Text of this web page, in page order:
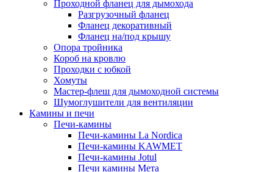
Проходной фланец для дымохода
Разгрузочный фланец
Фланец декоративный
Фланец на/под крышу
Опора тройника
Короб на кровлю
Проходки с юбкой
Хомуты
Мастер-флеш для дымоходной системы
Шумоглушители для вентиляции
Камины и печи
Печи-камины
Печи-камины La Nordica
Печи-камины KAWMET
Печи-камины Jotul
Печи камины Мета